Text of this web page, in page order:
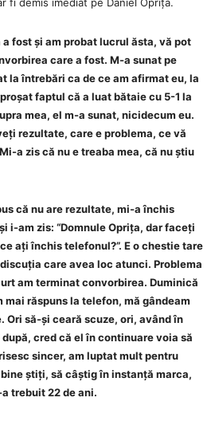
a fost și am probat lucrul ăsta, vă pot
care a fost. M-a sunat pe
la întrebări ca de ce am afirmat eu, la
faptul că a luat bătaie cu 5-1 la
mea, el m-a sunat, nicidecum eu.
rezultate, care e problema, ce vă
a zis că nu e treaba mea, că nu știu
că nu are rezultate, mi-a închis
i-am zis: “Domnule Oprița, dar faceți
ați închis telefonul?”. E o chestie tare
care avea loc atunci. Problema
am terminat convorbirea. Duminică
răspuns la telefon, mă gândeam
Ori să-și ceară scuze, ori, având în
cred că el în continuare voia să
sincer, am luptat mult pentru
știți, să câștig în instanță marca,
trebuit 22 de ani.